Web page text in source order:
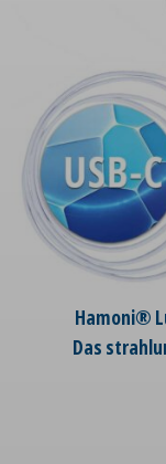
Hamoni®
Das